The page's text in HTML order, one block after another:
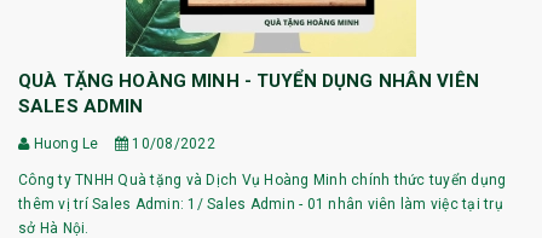
QUÀ TẶNG HOÀNG MINH - TUYỂN DỤNG NHÂN VIÊN
SALES ADMIN
Huong Le 10/08/2022
Công ty TNHH Quà tặng và Dịch Vụ Hoàng Minh chính thức tuyển dụng
thêm vị trí Sales Admin: 1/ Sales Admin - 01 nhân viên làm việc tại trụ
sở Hà Nội.